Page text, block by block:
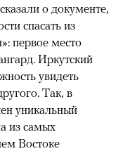
о документе,
спасать из
первое место
Иркутский
увидеть
Так, в
уникальный
из самых
Востоке